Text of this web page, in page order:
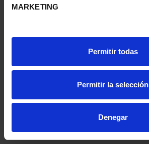
MARKETING
Permitir todas
Permitir la selección
Denegar